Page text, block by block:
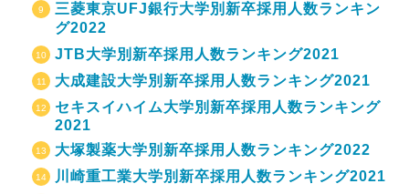
三菱東京UFJ銀行大学別新卒採用人数ランキン
グ2022
JTB大学別新卒採用人数ランキング2021
大成建設大学別新卒採用人数ランキング2021
セキスイハイム大学別新卒採用人数ランキング
2021
大塚製薬大学別新卒採用人数ランキング2022
川崎重工業大学別新卒採用人数ランキング2021